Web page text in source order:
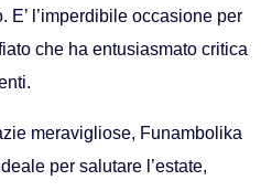
l’imperdibile occasione per
che ha entusiasmato critica
meravigliose, Funambolika
per salutare l’estate,